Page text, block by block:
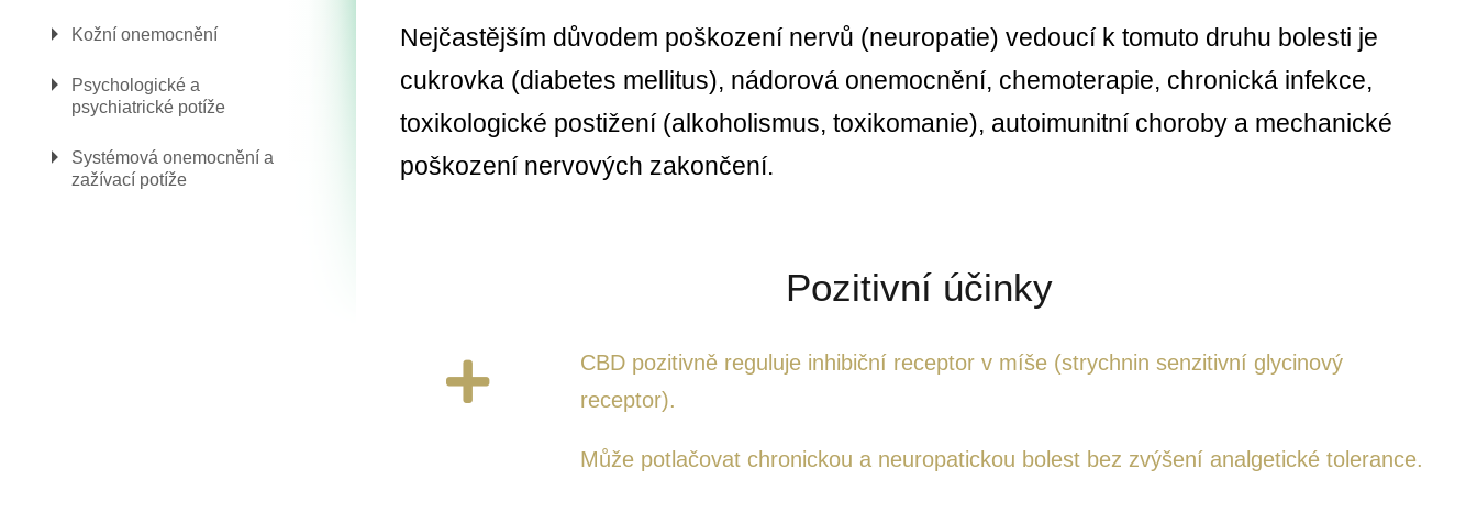
Nejčastějším důvodem poškození nervů (neuropatie) vedoucí k tomuto druhu bolesti je
cukrovka (diabetes mellitus), nádorová onemocnění, chemoterapie, chronická infekce,
toxikologické postižení (alkoholismus, toxikomanie), autoimunitní choroby a mechanické
poškození nervových zakončení.
Pozitivní účinky
CBD pozitivně reguluje inhibiční receptor v míše (strychnin senzitivní glycinový
receptor).
Může potlačovat chronickou a neuropatickou bolest bez zvýšení analgetické tolerance.
Kožní onemocnění
Psychologické a
psychiatrické potíže
Systémová onemocnění a
zažívací potíže